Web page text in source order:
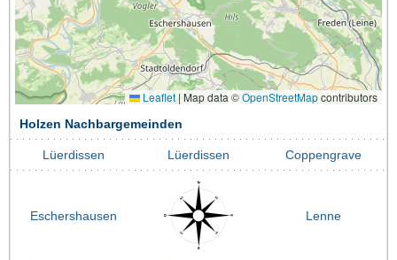
Leaflet | Map data ©OpenStreetMapcontributors
Holzen Nachbargemeinden
Lüerdissen Lüerdissen Coppengrave
Eschershausen Lenne